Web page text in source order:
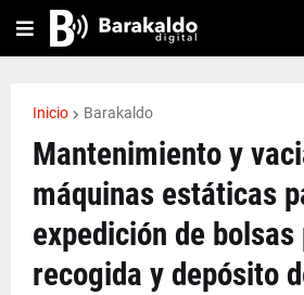
Inicio Barakaldo
Mantenimiento y
máquinas estáticas
expedición de bolsas
recogida y depósito